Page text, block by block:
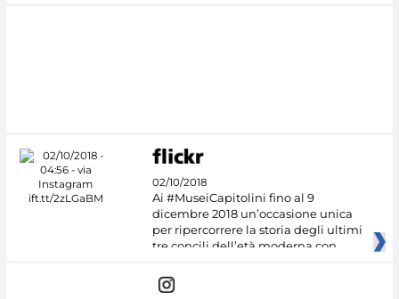
02/10/2018
Ai #MuseiCapitolini fino al 9
dicembre 2018 un’occasione unica
per ripercorrere la storia degli ultimi
tre concili dell’età moderna con